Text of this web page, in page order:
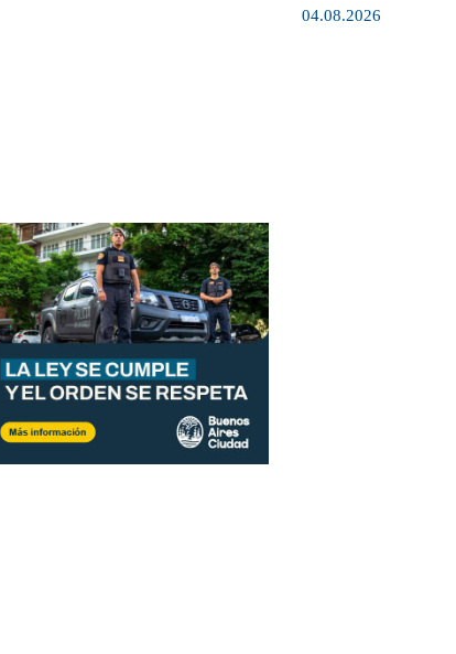
04.08.2026